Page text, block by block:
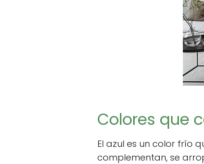
Colores que
El azul es un color frío
complementan, se